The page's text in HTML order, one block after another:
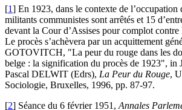
[1] En 1923, dans le contexte de l’occupation
militants communistes sont arrêtés et 15
devant la Cour d’Assises pour complot contre
Le procès s’achèvera par un acquittement
GOTOVITCH, "La peur du rouge dans les
belge : la signification du procès de 1923",
Pascal DELWIT (Edrs), La Peur du Rouge,
Sociologie, Bruxelles, 1996, pp. 87-97.
[2] Séance du 6 février 1951, Annales